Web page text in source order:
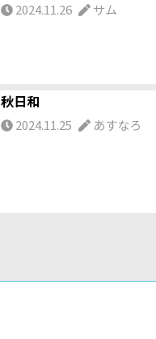
2024.11.26 サム
秋日和
2024.11.25 あすなろ